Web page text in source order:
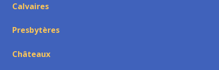
Calvaires
Presbytères
Châteaux